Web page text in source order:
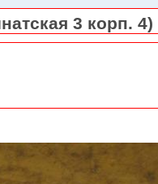
3 корп. 4)